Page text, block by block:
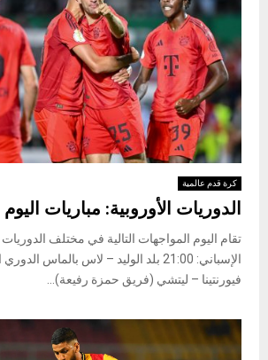
كرة قدم عالمية
الدوريات الأوروبية: مباريات اليوم
تقام اليوم المواجهات التالية في مختلف الدوريات
فيورنتينا – ليتشي (فريق حمزة رفيعة)...